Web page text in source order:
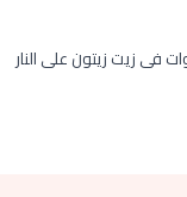
زيت زيتون على النار